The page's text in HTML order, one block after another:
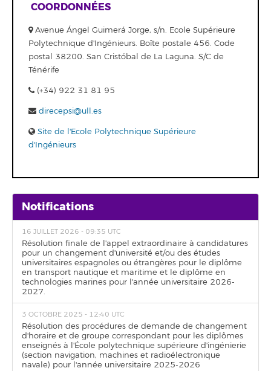
COORDONNÉES
Avenue Ángel Guimerá Jorge, s/n. Ecole Supérieure
Polytechnique d'Ingénieurs. Boîte postale 456. Code
postal 38200. San Cristóbal de La Laguna. S/C de
Ténérife
(+34) 922 31 81 95
direcepsi@ull.es
Site de l'Ecole Polytechnique Supérieure
d'Ingénieurs
Notifications
16 JUILLET 2026 - 09:35 UTC
Résolution finale de l'appel extraordinaire à candidatures
pour un changement d'université et/ou des études
universitaires espagnoles ou étrangères pour le diplôme
en transport nautique et maritime et le diplôme en
technologies marines pour l'année universitaire 2026-
2027.
3 OCTOBRE 2025 - 12:40 UTC
Résolution des procédures de demande de changement
d'horaire et de groupe correspondant pour les diplômes
enseignés à l'École polytechnique supérieure d'ingénierie
(section navigation, machines et radioélectronique
navale) pour l'année universitaire 2025-2026